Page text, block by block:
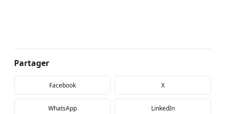
Partager
Facebook X
WhatsApp LinkedIn